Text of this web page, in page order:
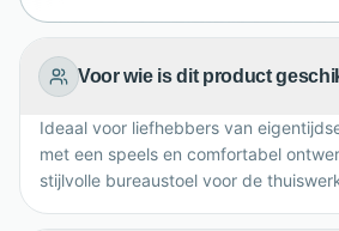
Voor wie is dit product
Ideaal voor liefhebbers van
met een speels en comfortabel
stijlvolle bureaustoel voor de